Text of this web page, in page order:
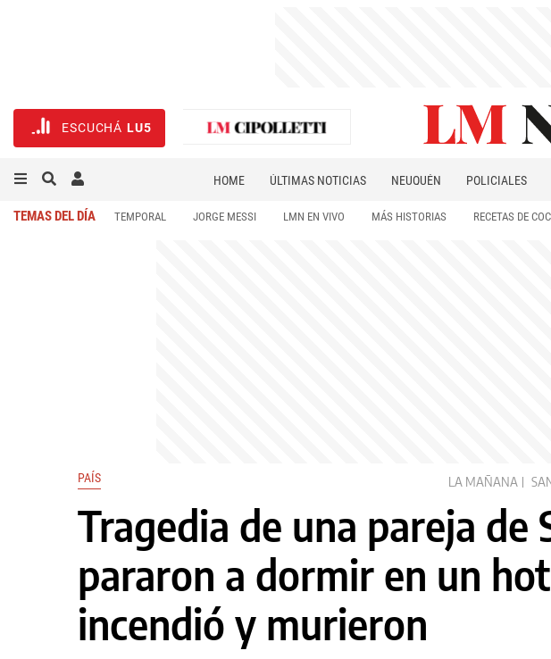
ESCUCHÁ LU5
HOME ÚLTIMAS NOTICIAS NEUQUÉN POLICIALES
TEMAS DEL DÍA TEMPORAL JORGE MESSI LMN EN VIVO MÁS HISTORIAS RECETAS DE
PAÍS LA MAÑANA
Tragedia de una pareja de
pararon a dormir en un
incendió y murieron